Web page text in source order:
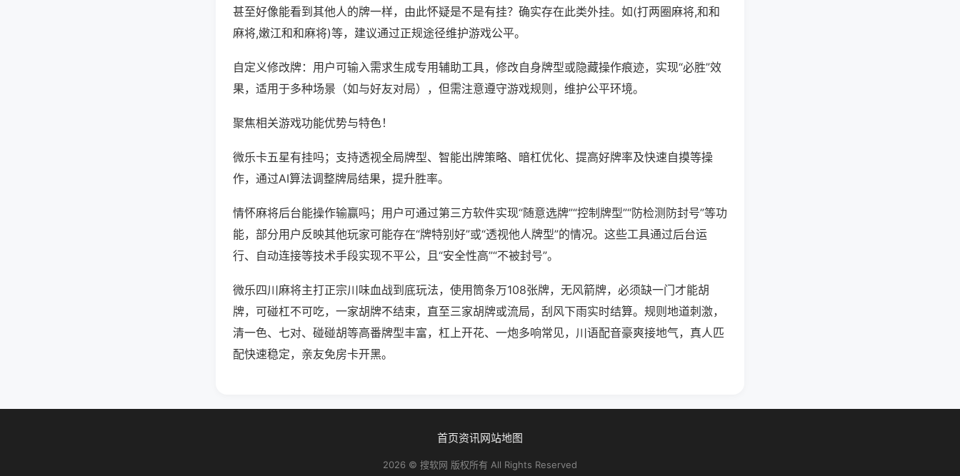
甚至好像能看到其他人的牌一样，由此怀疑是不是有挂？确实存在此类外挂。如(打两圈麻将,和和
麻将,嫩江和和麻将)等，建议通过正规途径维护游戏公平。
自定义修改牌：用户可输入需求生成专用辅助工具，修改自身牌型或隐藏操作痕迹，实现“必胜”效
果，适用于多种场景（如与好友对局），但需注意遵守游戏规则，维护公平环境。
聚焦相关游戏功能优势与特色！
微乐卡五星有挂吗；支持透视全局牌型、智能出牌策略、暗杠优化、提高好牌率及快速自摸等操
作，通过AI算法调整牌局结果，提升胜率。
情怀麻将后台能操作输赢吗；用户可通过第三方软件实现“随意选牌”“控制牌型”“防检测防封号”等功
能，部分用户反映其他玩家可能存在“牌特别好”或“透视他人牌型”的情况。这些工具通过后台运
行、自动连接等技术手段实现不平公，且“安全性高”“不被封号”。
微乐四川麻将主打正宗川味血战到底玩法，使用筒条万108张牌，无风箭牌，必须缺一门才能胡
牌，可碰杠不可吃，一家胡牌不结束，直至三家胡牌或流局，刮风下雨实时结算。规则地道刺激，
清一色、七对、碰碰胡等高番牌型丰富，杠上开花、一炮多响常见，川语配音豪爽接地气，真人匹
配快速稳定，亲友免房卡开黑。
首页资讯网站地图
2026 © 搜软网 版权所有 All Rights Reserved